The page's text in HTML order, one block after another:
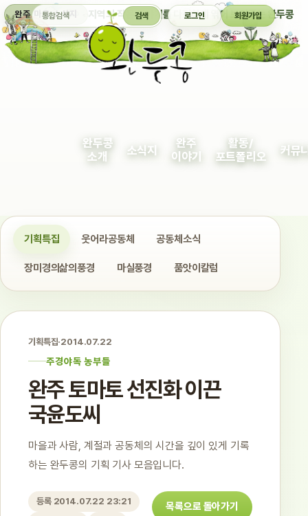
완주 마을 소식지 지역의 작은 이야기를 다정하게 엮어 보여주는 완두콩
통합검색 검색 로그인 회원가입
완두콩
소개
소식지
완주
이야기
활동/
포트폴리오
커뮤
기획특집 웃어라공동체 공동체소식
장미경의삶의풍경 마실풍경 품앗이칼럼
기획특집·2014.07.22
주경야독 농부들
완주 토마토 선진화 이끈
국윤도씨
마을과 사람, 계절과 공동체의 시간을 깊이 있게 기록
하는 완두콩의 기획 기사 모음입니다.
등록 2014.07.22 23:21
목록으로 돌아가기